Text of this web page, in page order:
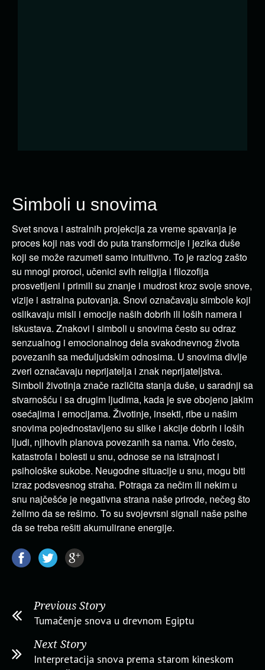
Simboli u snovima
Svet snova i astralnih projekcija za vreme spavanja je
proces koji nas vodi do puta transformcije i jezika duše
koji se može razumeti samo intuitivno. To je razlog zašto
su mnogi proroci, učenici svih religija i filozofija
prosvetljeni i primili su znanje i mudrost kroz svoje snove,
vizije i astralna putovanja. Snovi označavaju simbole koji
oslikavaju misli i emocije naših dobrih ili loših namera i
iskustava. Znakovi i simboli u snovima često su odraz
senzualnog i emocionalnog dela svakodnevnog života
povezanih sa međuljudskim odnosima. U snovima divlje
zveri označavaju neprijatelja i znak neprijateljstva.
Simboli životinja znače različita stanja duše, u saradnji sa
stvarnošću i sa drugim ljudima, kada je sve obojeno jakim
osećajima i emocijama. Životinje, insekti, ribe u našim
snovima pojednostavljeno su slike i akcije dobrih i loših
ljudi, njihovih planova povezanih sa nama. Vrlo često,
katastrofa i bolesti u snu, odnose se na istrajnost i
psihološke sukobe. Neugodne situacije u snu, mogu biti
izraz podsvesnog straha. Potraga za nečim ili nekim u
snu najčešće je negativna strana naše prirode, nečeg što
želimo da se rešimo. To su svojevrsni signali naše psihe
da se treba rešiti akumulirane energije.
Previous Story
Tumačenje snova u drevnom Egiptu
Next Story
Interpretacija snova prema starom kineskom